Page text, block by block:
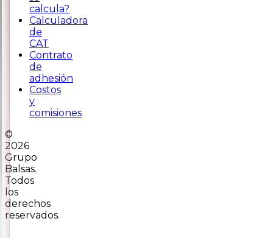
calcula?
Calculadora
de
CAT
Contrato
de
adhesión
Costos
y
comisiones
©
2026
Grupo
Balsas.
Todos
los
derechos
reservados.